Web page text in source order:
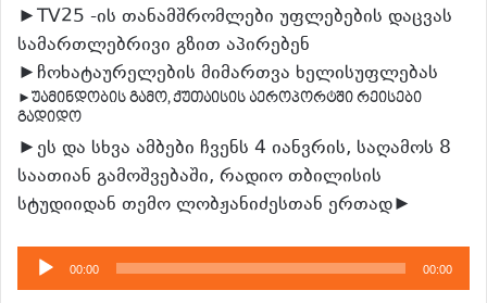
►TV25 -ის თანამშრომლები უფლებების დაცვას
სამართლებრივი გზით აპირებენ
►ჩოხატაურელების მიმართვა ხელისუფლებას
►უამინდობის გამო, ქუთაისის აეროპორტში რეისები
გადიდო
►ეს და სხვა ამბები ჩვენს 4 იანვრის, საღამოს 8
საათიან გამოშვებაში, რადიო თბილისის
სტუდიიდან თემო ლობჟანიძესთან ერთად►
აუდიო
დამკვრელი
00:00 00:00